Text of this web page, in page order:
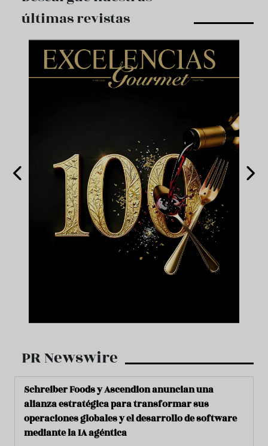
últimas revistas
PR Newswire
Schreiber Foods y Ascendion anuncian una
alianza estratégica para transformar sus
operaciones globales y el desarrollo de software
mediante la IA agéntica